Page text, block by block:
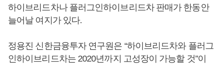
하이브리드차나 플러그인하이브리드차 판매가 한동안
늘어날 여지가 있다.
정용진 신한금융투자 연구원은 “하이브리드차와 플러그
인하이브리드차는 2020년까지 고성장이 가능할 것”이